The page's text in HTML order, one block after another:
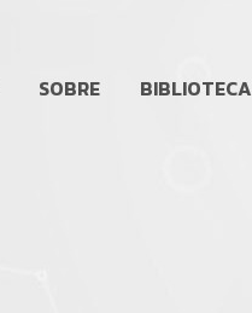
SOBRE BIBLIOTECA